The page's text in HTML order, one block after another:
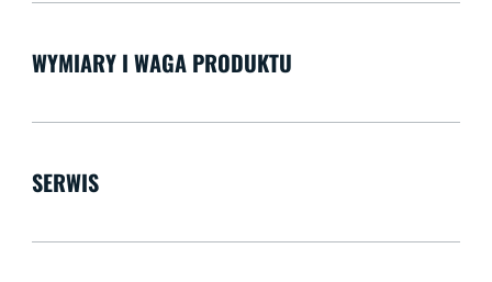
WYMIARY I WAGA PRODUKTU
SERWIS